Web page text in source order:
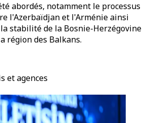
abordés, notamment le processus
l'Azerbaïdjan et l'Arménie ainsi
stabilité de la Bosnie-Herzégovine
région des Balkans.
et agences